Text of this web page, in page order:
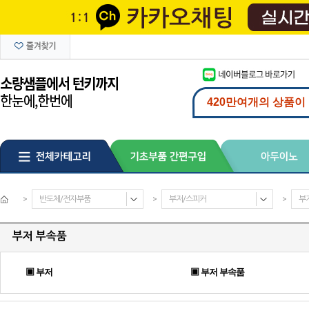
> 반도체/전자부품 > 부저/스피커 > 부
부저 부속품
▣ 부저 ▣ 부저 부속품